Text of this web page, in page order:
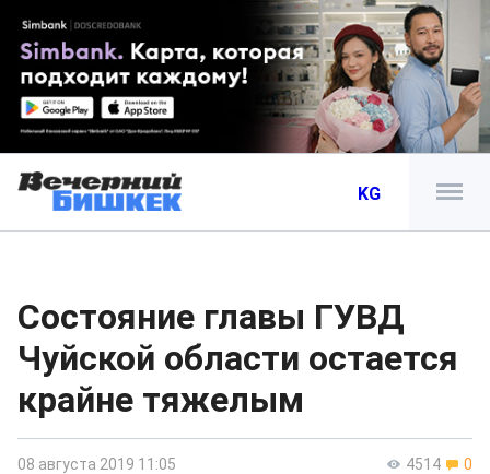
KG
Состояние главы ГУВД
Чуйской области остается
крайне тяжелым
4514 0
08 августа 2019 11:05